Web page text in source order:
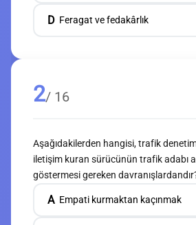
D Feragat ve fedakârlık
2/ 16
Aşağıdakilerden hangisi, trafik
iletişim kuran sürücünün trafik adabı
göstermesi gereken
A Empati kurmaktan kaçınmak